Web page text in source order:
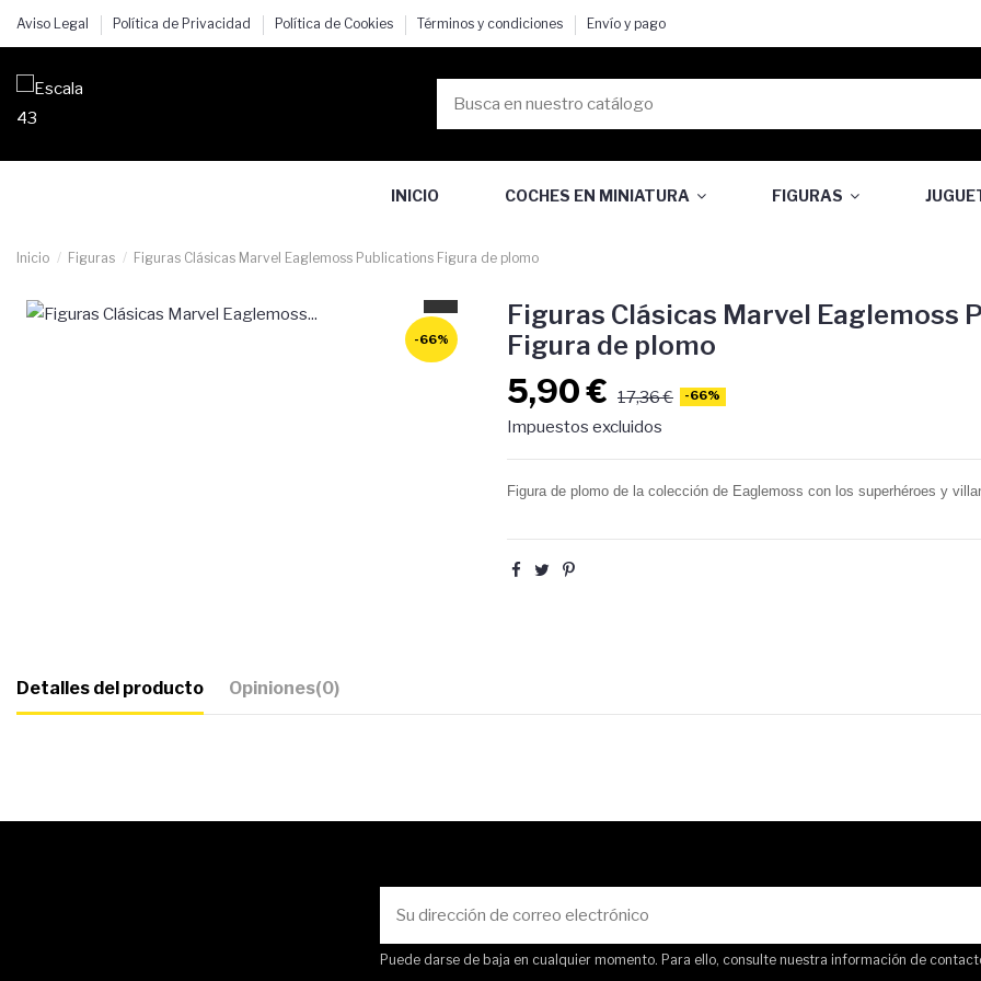
Aviso Legal Política de Privacidad Política de Cookies Términos y condiciones Envío y pago
INICIO COCHES EN MINIATURA FIGURAS
Inicio Figuras Figuras Clásicas Marvel Eaglemoss Publications Figura de plomo
-66%
Figuras Clásicas Marvel Eaglemoss
Figura de plomo
5,90 € 17,36 € -66%
Impuestos excluidos
Figura de plomo de la colección de Eaglemoss con los superhéroes y
Detalles del producto Opiniones(0)
Puede darse de baja en cualquier momento. Para ello, consulte nuestra información de